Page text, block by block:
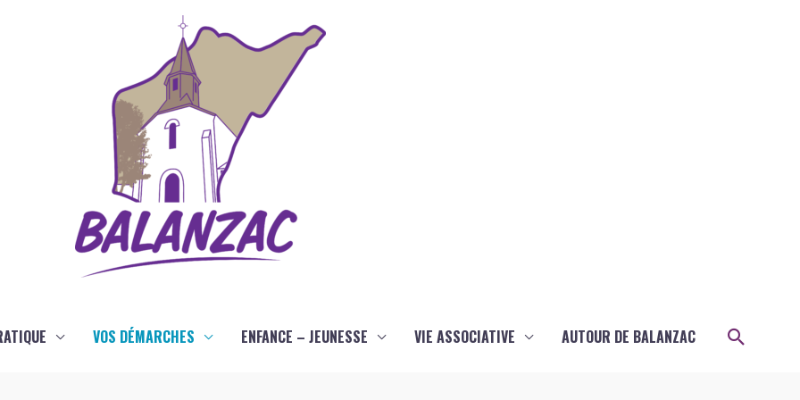
VOS DÉMARCHES ENFANCE – JEUNESSE VIE ASSOCIATIVE AUTOUR DE BALANZAC